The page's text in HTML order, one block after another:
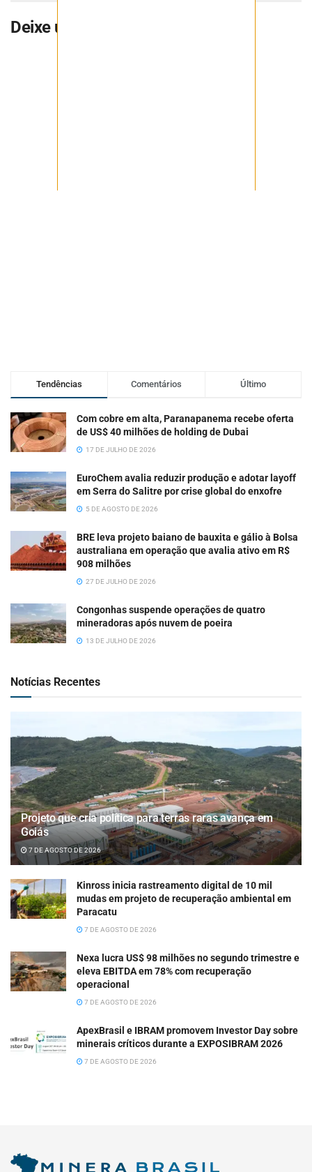
Deixe uma resposta
Tendências Comentários Último
Com cobre em alta, Paranapanema recebe oferta
de US$ 40 milhões de holding de Dubai
17 DE JULHO DE 2026
EuroChem avalia reduzir produção e adotar layoff
em Serra do Salitre por crise global do enxofre
5 DE AGOSTO DE 2026
BRE leva projeto baiano de bauxita e gálio à Bolsa
australiana em operação que avalia ativo em R$
908 milhões
27 DE JULHO DE 2026
Congonhas suspende operações de quatro
mineradoras após nuvem de poeira
13 DE JULHO DE 2026
Notícias Recentes
Projeto que cria política para terras raras avança em
Goiás
7 DE AGOSTO DE 2026
Kinross inicia rastreamento digital de 10 mil
mudas em projeto de recuperação ambiental em
Paracatu
7 DE AGOSTO DE 2026
Nexa lucra US$ 98 milhões no segundo trimestre e
eleva EBITDA em 78% com recuperação
operacional
7 DE AGOSTO DE 2026
ApexBrasil e IBRAM promovem Investor Day sobre
minerais críticos durante a EXPOSIBRAM 2026
7 DE AGOSTO DE 2026